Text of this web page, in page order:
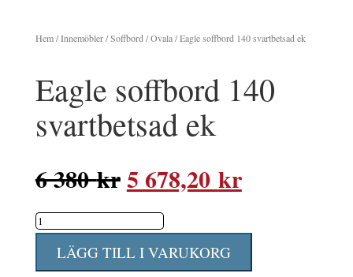
Hem/Innemöbler/Soffbord /Ovala/ Eagle soffbord 140 svartbetsad ek
Eagle soffbord 140
svartbetsad ek
6 380krDet
ursprungliga
priset
var:
5 678,20 krDet
priset
Eagle
soffbord
140
LÄGG TILL I VARUKORG